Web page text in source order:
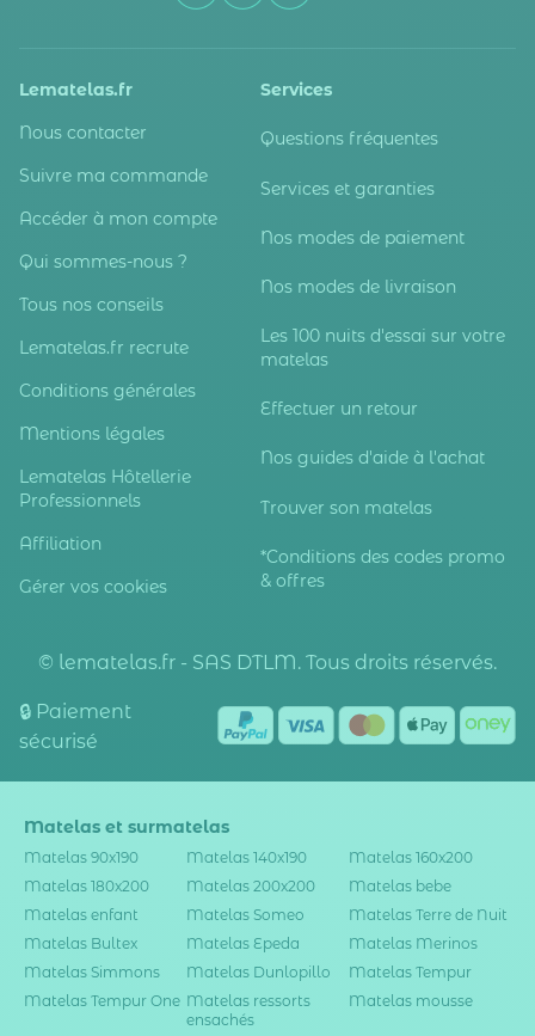
Lematelas.fr
Nous contacter
Suivre ma commande
Accéder à mon compte
Qui sommes-nous ?
Tous nos conseils
Lematelas.fr recrute
Conditions générales
Mentions légales
Lematelas Hôtellerie
Professionnels
Affiliation
Gérer vos cookies
Services
Questions fréquentes
Services et garanties
Nos modes de paiement
Nos modes de livraison
Les 100 nuits d'essai sur votre
matelas
Effectuer un retour
Nos guides d'aide à l'achat
Trouver son matelas
*Conditions des codes promo
& offres
© lematelas.fr - SAS DTLM. Tous droits réservés.
🔒 Paiement
sécurisé
Matelas et surmatelas
Matelas 90x190 Matelas 140x190
Matelas 160x200
Matelas 180x200
Matelas 200x200
Matelas bebe
Matelas enfant
Matelas Someo
Matelas Terre de Nuit
Matelas Bultex
Matelas Epeda
Matelas Merinos
Matelas Simmons
Matelas Dunlopillo
Matelas Tempur
Matelas Tempur One Matelas ressorts
ensachés
Matelas mousse